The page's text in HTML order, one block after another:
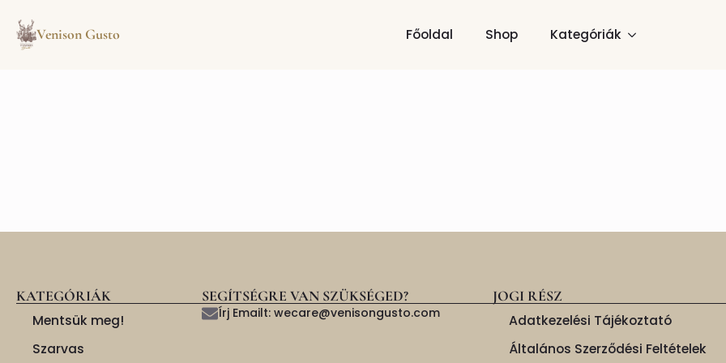
Venison Gusto Főoldal Shop Kategóriák
KATEGÓRIÁK
Mentsük meg!
Szarvas
SEGÍTSÉGRE VAN SZÜKSÉGED?
Írj Emailt: wecare@venisongusto.com
JOGI RÉSZ
Adatkezelési Tájékoztató
Általános Szerződési Feltételek